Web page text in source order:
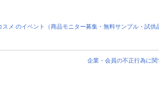
スメ のイベント（商品モニター募集・無料サンプル・試供
企業・会員の不正行為に